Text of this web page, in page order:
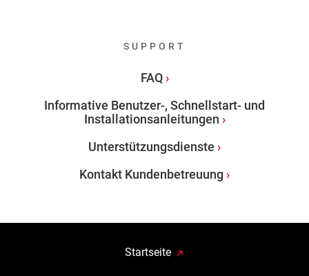
SUPPORT
FAQ
Informative Benutzer-, Schnellstart- und
Installationsanleitungen
Unterstützungsdienste
Kontakt Kundenbetreuung
Startseite